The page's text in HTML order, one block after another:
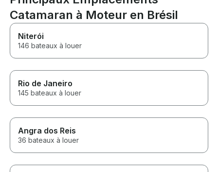
Catamaran à Moteur en Brésil
Niterói
146 bateaux à louer
Rio de Janeiro
145 bateaux à louer
Angra dos Reis
36 bateaux à louer